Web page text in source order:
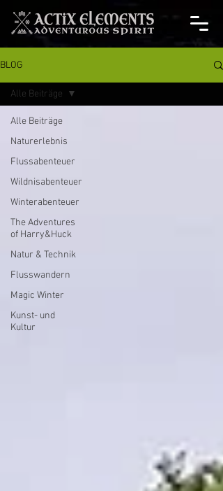
BLOG
Alle Beiträge
Naturerlebnis
Flussabenteuer
Wildnisabenteuer
Winterabenteuer
The Adventures
of Harry&Huck
Natur & Technik
Flusswandern
Magic Winter
Kunst- und
Kultur
Alle Beiträge